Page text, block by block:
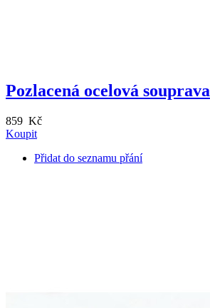
Pozlacená ocelová souprava
859 Kč
Koupit
Přidat do seznamu přání